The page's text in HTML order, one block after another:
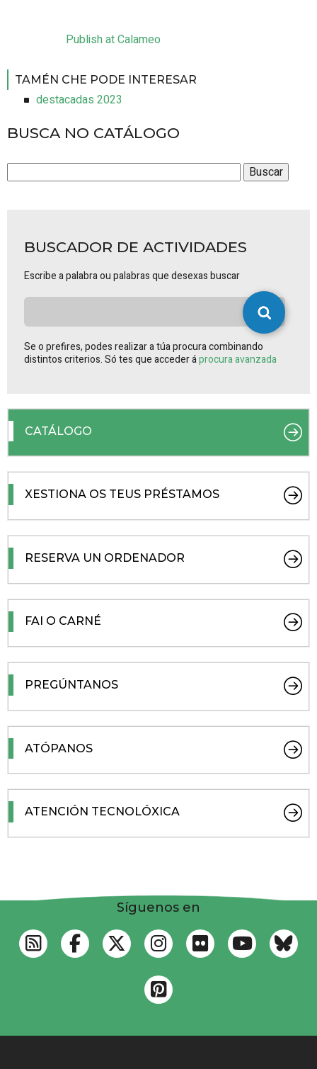
Publish at Calameo
TAMÉN CHE PODE INTERESAR
destacadas 2023
BUSCA NO CATÁLOGO
BUSCADOR DE ACTIVIDADES
Escribe a palabra ou palabras que desexas buscar
Se o prefires, podes realizar a túa procura combinando
distintos criterios. Só tes que acceder áprocura avanzada
CATÁLOGO
XESTIONA OS TEUS PRÉSTAMOS
RESERVA UN ORDENADOR
FAI O CARNÉ
PREGÚNTANOS
ATÓPANOS
ATENCIÓN TECNOLÓXICA
Síguenos en